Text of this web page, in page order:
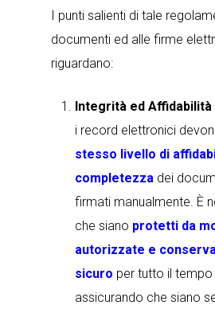
I punti salienti di tale
documenti ed alle firme
riguardano:
Integrità ed Affidabilità
i record elettronici
stesso livello di
completezza dei
firmati manualmente. È
che siano protetti da
autorizzate e
sicuro per tutto il tempo
assicurando che siano